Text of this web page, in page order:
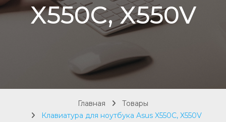
X550C, X550V
Главная
Товары
Клавиатура для ноутбука Asus X550C, X550V